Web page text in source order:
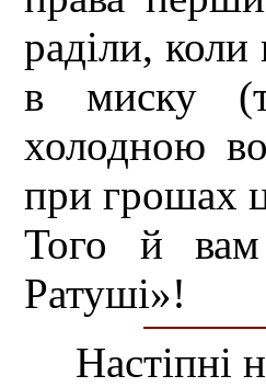
раділи,
в миску
холодною
при грошах
Того й вам
Ратуші»!
Настіпні